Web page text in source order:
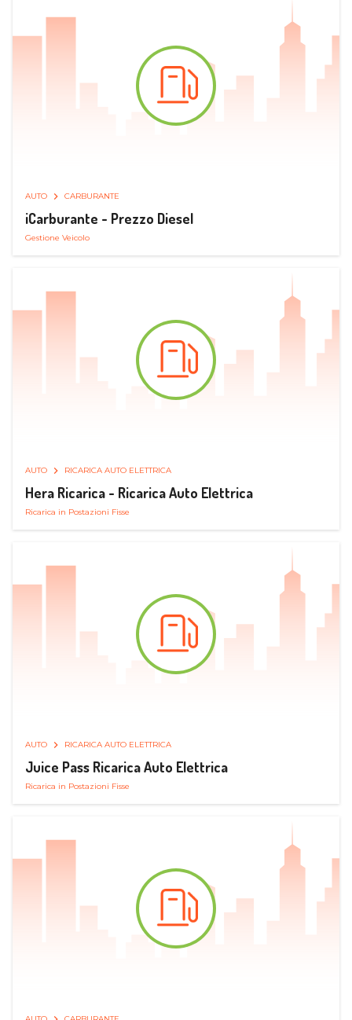
AUTO CARBURANTE
iCarburante - Prezzo Diesel
Gestione Veicolo
AUTO RICARICA AUTO ELETTRICA
Hera Ricarica - Ricarica Auto Elettrica
Ricarica in Postazioni Fisse
AUTO RICARICA AUTO ELETTRICA
Juice Pass Ricarica Auto Elettrica
Ricarica in Postazioni Fisse